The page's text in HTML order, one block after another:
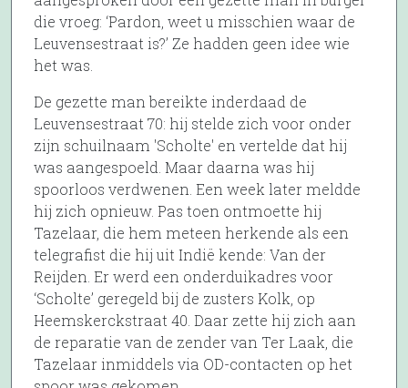
die vroeg: ‘Pardon, weet u misschien waar de
Leuvensestraat is?’ Ze hadden geen idee wie
het was.
De gezette man bereikte inderdaad de
Leuvensestraat 70: hij stelde zich voor onder
zijn schuilnaam 'Scholte' en vertelde dat hij
was aangespoeld. Maar daarna was hij
spoorloos verdwenen. Een week later meldde
hij zich opnieuw. Pas toen ontmoette hij
Tazelaar, die hem meteen herkende als een
telegrafist die hij uit Indië kende: Van der
Reijden. Er werd een onderduikadres voor
‘Scholte’ geregeld bij de zusters Kolk, op
Heemskerckstraat 40. Daar zette hij zich aan
de reparatie van de zender van Ter Laak, die
Tazelaar inmiddels via OD-contacten op het